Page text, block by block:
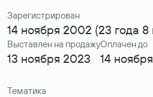
Зарегистрирован
14 ноября 2002 (23 года 8
Выставлен на продажу
13 ноября 2023
Оплачен до
14
Тематика